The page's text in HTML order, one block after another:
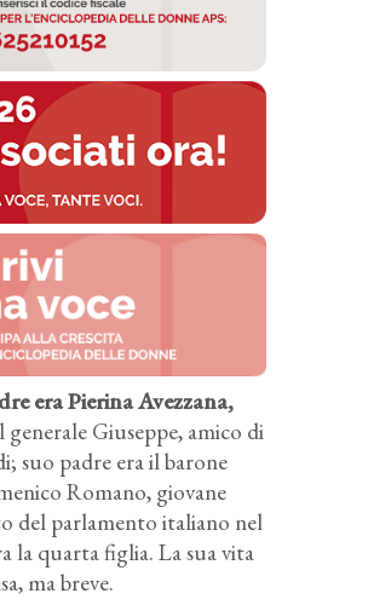
era Pierina Avezzana,
generale Giuseppe, amico di
suo padre era il barone
Romano, giovane
del parlamento italiano nel
la quarta figlia. La sua vita
ma breve.